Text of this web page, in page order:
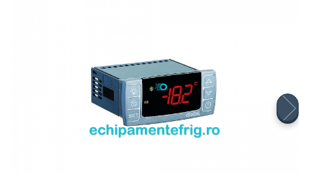
Ventilatoare EbmPapst
Ventilatoare WEIGUANG
VENTILATOARE AXIALE